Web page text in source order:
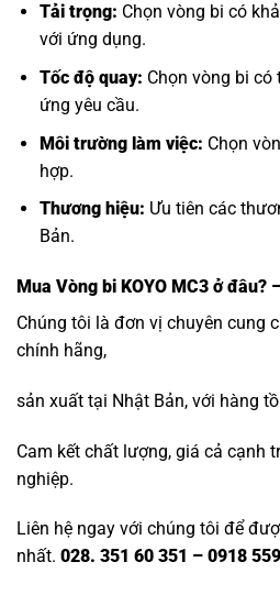
Tải trọng: Chọn vòng bi có
với ứng dụng.
Tốc độ quay: Chọn vòng bi
ứng yêu cầu.
Môi trường làm việc: Chọn
hợp.
Thương hiệu: Ưu tiên các
Bản.
Mua Vòng bi KOYO MC3 ở đâu?
Chúng tôi là đơn vị chuyên cung
chính hãng,
sản xuất tại Nhật Bản, với hàng
Cam kết chất lượng, giá cả cạnh
nghiệp.
Liên hệ ngay với chúng tôi để
nhất. 028. 351 60 351 – 0918